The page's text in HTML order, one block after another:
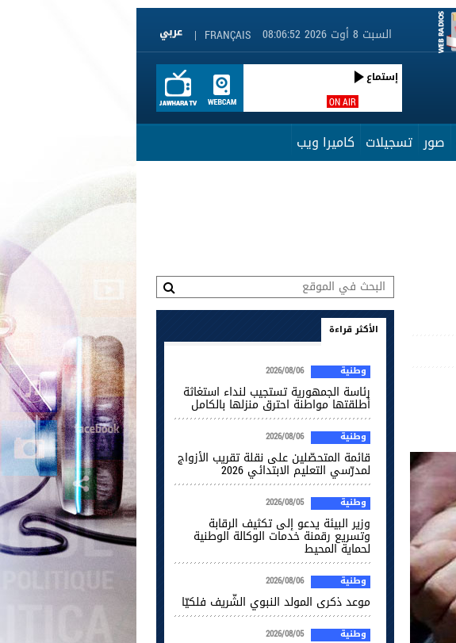
FRANÇAIS
| السبت 8 أوت 2026 08:06:54
ON AIR
إستماع
صور تسجيلات كاميرا ويب
الأكثر قراءة
وطنية 2026/08/06
رئاسة الجمهورية تستجيب لنداء استغاثة
أطلقتها مواطنة احترق منزلها بالكامل
وطنية 2026/08/06
قائمة المتحصّلين على نقلة تقريب الأزواج
لمدرّسي التعليم الابتدائي 2026
وطنية 2026/08/05
وزير البيئة يدعو إلى تكثيف الرقابة
وتسريع رقمنة خدمات الوكالة الوطنية
لحماية المحيط
وطنية 2026/08/06
موعد ذكرى المولد النبوي الشّريف فلكيّا
وطنية 2026/08/05